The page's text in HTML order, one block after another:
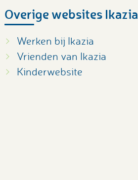
Overige websites Ikazia
Werken bij Ikazia
Vrienden van Ikazia
Kinderwebsite